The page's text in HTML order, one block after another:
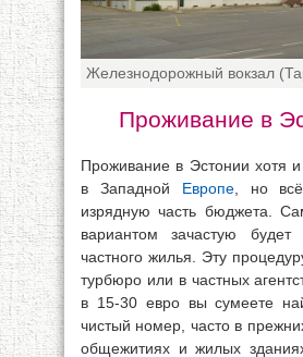
Железнодорожный вокзал
Проживание в
Проживание в Эстонии хотя
в Западной Европе, но всё
изрядную часть бюджета.
вариантом зачастую будет
частного жилья. Эту
турбюро или в частных
в 15-30 евро вы сумеете
чистый номер, часто в
общежитиях и жилых